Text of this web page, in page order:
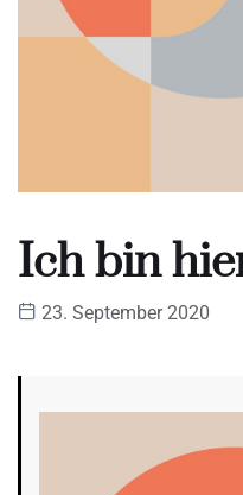
Ich bin
23. September 2020